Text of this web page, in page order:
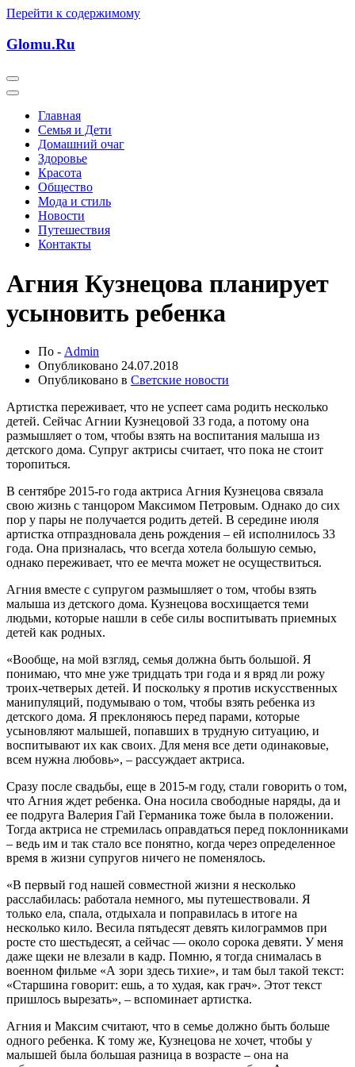
Перейти к содержимому
Glomu.Ru
Главная
Семья и Дети
Домашний очаг
Здоровье
Красота
Общество
Мода и стиль
Новости
Путешествия
Контакты
Агния Кузнецова планирует
усыновить ребенка
По - Admin
Опубликовано 24.07.2018
Опубликовано в Светские новости
Артистка переживает, что не успеет сама родить несколько
детей. Сейчас Агнии Кузнецовой 33 года, а потому она
размышляет о том, чтобы взять на воспитания малыша из
детского дома. Супруг актрисы считает, что пока не стоит
торопиться.
В сентябре 2015-го года актриса Агния Кузнецова связала
свою жизнь с танцором Максимом Петровым. Однако до сих
пор у пары не получается родить детей. В середине июля
артистка отпраздновала день рождения – ей исполнилось 33
года. Она призналась, что всегда хотела большую семью,
однако переживает, что ее мечта может не осуществиться.
Агния вместе с супругом размышляет о том, чтобы взять
малыша из детского дома. Кузнецова восхищается теми
людьми, которые нашли в себе силы воспитывать приемных
детей как родных.
«Вообще, на мой взгляд, семья должна быть большой. Я
понимаю, что мне уже тридцать три года и я вряд ли рожу
троих-четверых детей. И поскольку я против искусственных
манипуляций, подумываю о том, чтобы взять ребенка из
детского дома. Я преклоняюсь перед парами, которые
усыновляют малышей, попавших в трудную ситуацию, и
воспитывают их как своих. Для меня все дети одинаковые,
всем нужна любовь», – рассуждает актриса.
Сразу после свадьбы, еще в 2015-м году, стали говорить о том,
что Агния ждет ребенка. Она носила свободные наряды, да и
ее подруга Валерия Гай Германика тоже была в положении.
Тогда актриса не стремилась оправдаться перед поклонниками
– ведь им и так стало все понятно, когда через определенное
время в жизни супругов ничего не поменялось.
«В первый год нашей совместной жизни я несколько
расслабилась: работала немного, мы путешествовали. Я
только ела, спала, отдыхала и поправилась в итоге на
несколько кило. Весила пятьдесят девять килограммов при
росте сто шестьдесят, а сейчас — около сорока девяти. У меня
даже щеки не влезали в кадр. Помню, я тогда снималась в
военном фильме «А зори здесь тихие», и там был такой текст:
«Старшина говорит: ешь, а то худая, как грач». Этот текст
пришлось вырезать», – вспоминает артистка.
Агния и Максим считают, что в семье должно быть больше
одного ребенка. К тому же, Кузнецова не хочет, чтобы у
малышей была большая разница в возрасте – она на